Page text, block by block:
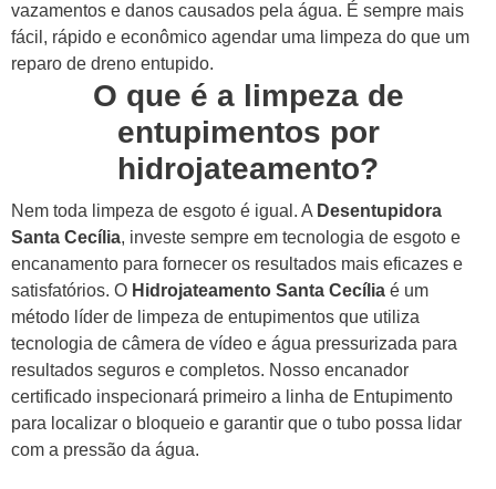
vazamentos e danos causados pela água. É sempre mais
fácil, rápido e econômico agendar uma limpeza do que um
reparo de dreno entupido.
O que é a limpeza de
entupimentos por
hidrojateamento?
Nem toda limpeza de esgoto é igual. A Desentupidora
Santa Cecília, investe sempre em tecnologia de esgoto e
encanamento para fornecer os resultados mais eficazes e
satisfatórios. O Hidrojateamento Santa Cecília é um
método líder de limpeza de entupimentos que utiliza
tecnologia de câmera de vídeo e água pressurizada para
resultados seguros e completos. Nosso encanador
certificado inspecionará primeiro a linha de Entupimento
para localizar o bloqueio e garantir que o tubo possa lidar
com a pressão da água.